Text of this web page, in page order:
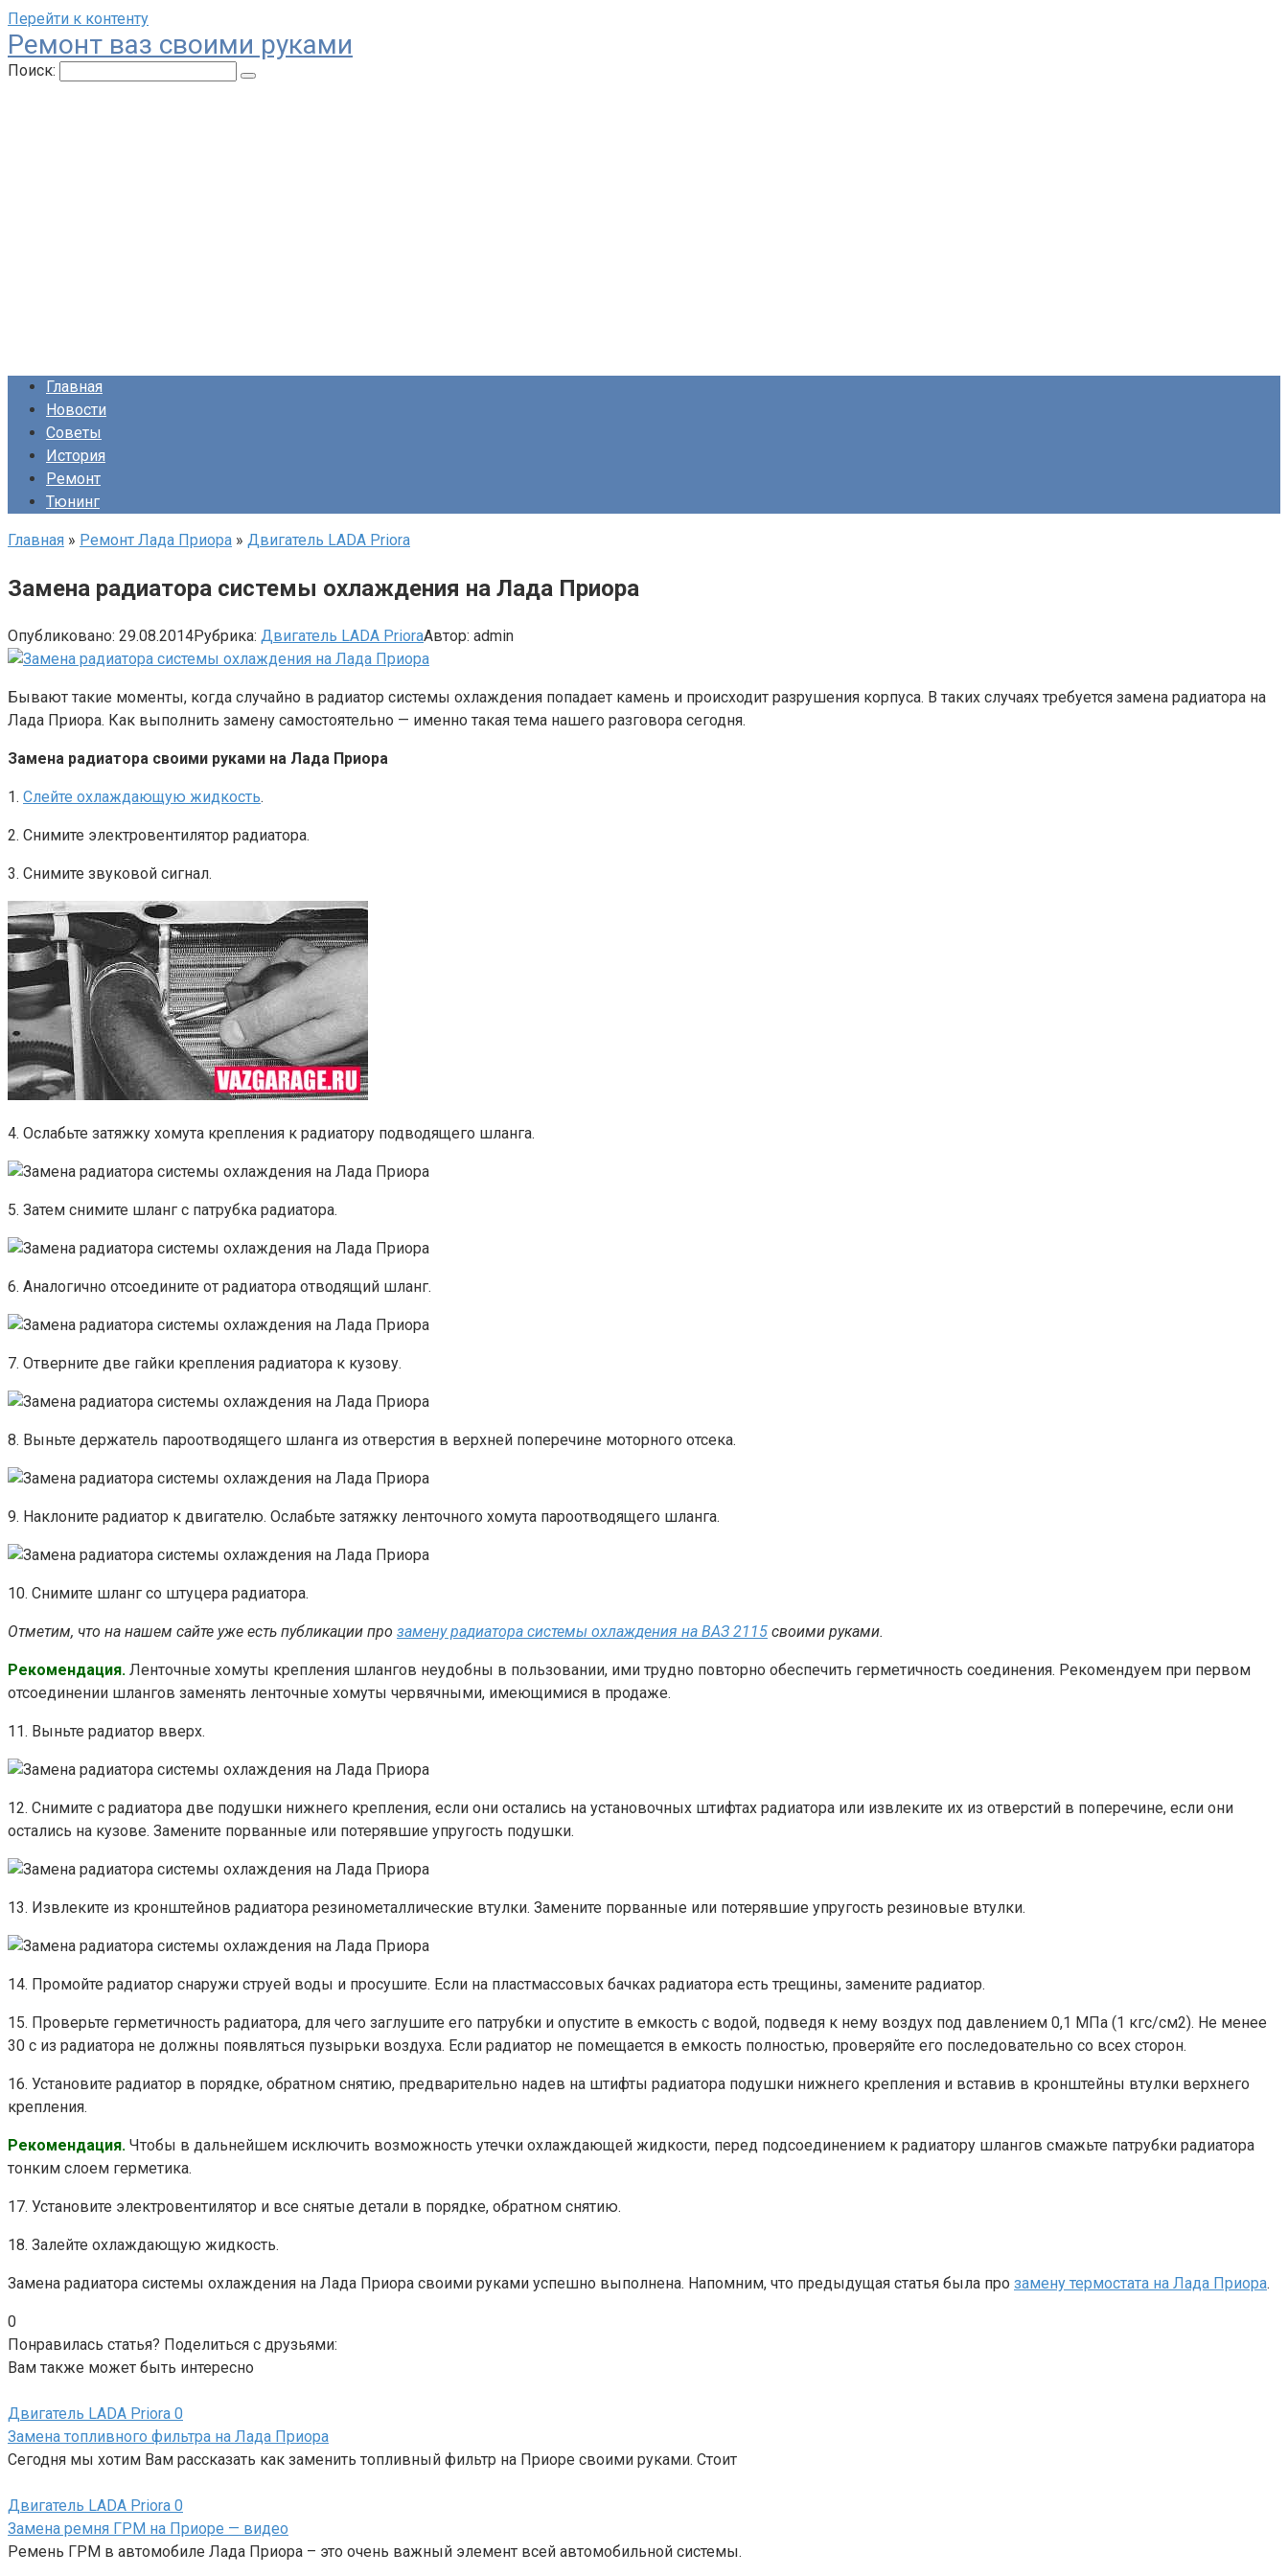
Перейти к контенту
Ремонт ваз своими руками
Поиск:
Главная
Новости
Советы
История
Ремонт
Тюнинг
Главная » Ремонт Лада Приора » Двигатель LADA Priora
Замена радиатора системы охлаждения на Лада Приора
Опубликовано: 29.08.2014Рубрика: Двигатель LADA PrioraАвтор: admin
Бывают такие моменты, когда случайно в радиатор системы охлаждения попадает камень и происходит разрушения корпуса. В таких случаях требуется замена радиатора на
Лада Приора. Как выполнить замену самостоятельно — именно такая тема нашего разговора сегодня.
Замена радиатора своими руками на Лада Приора
1. Слейте охлаждающую жидкость.
2. Снимите электровентилятор радиатора.
3. Снимите звуковой сигнал.
4. Ослабьте затяжку хомута крепления к радиатору подводящего шланга.
5. Затем снимите шланг с патрубка радиатора.
6. Аналогично отсоедините от радиатора отводящий шланг.
7. Отверните две гайки крепления радиатора к кузову.
8. Выньте держатель пароотводящего шланга из отверстия в верхней поперечине моторного отсека.
9. Наклоните радиатор к двигателю. Ослабьте затяжку ленточного хомута пароотводящего шланга.
10. Снимите шланг со штуцера радиатора.
Отметим, что на нашем сайте уже есть публикации про замену радиатора системы охлаждения на ВАЗ 2115 своими руками.
Рекомендация. Ленточные хомуты крепления шлангов неудобны в пользовании, ими трудно повторно обеспечить герметичность соединения. Рекомендуем при первом
отсоединении шлангов заменять ленточные хомуты червячными, имеющимися в продаже.
11. Выньте радиатор вверх.
12. Снимите с радиатора две подушки нижнего крепления, если они остались на установочных штифтах радиатора или извлеките их из отверстий в поперечине, если они
остались на кузове. Замените порванные или потерявшие упругость подушки.
13. Извлеките из кронштейнов радиатора резинометаллические втулки. Замените порванные или потерявшие упругость резиновые втулки.
14. Промойте радиатор снаружи струей воды и просушите. Если на пластмассовых бачках радиатора есть трещины, замените радиатор.
15. Проверьте герметичность радиатора, для чего заглушите его патрубки и опустите в емкость с водой, подведя к нему воздух под давлением 0,1 МПа (1 кгс/см2). Не менее
30 с из радиатора не должны появляться пузырьки воздуха. Если радиатор не помещается в емкость полностью, проверяйте его последовательно со всех сторон.
16. Установите радиатор в порядке, обратном снятию, предварительно надев на штифты радиатора подушки нижнего крепления и вставив в кронштейны втулки верхнего
крепления.
Рекомендация. Чтобы в дальнейшем исключить возможность утечки охлаждающей жидкости, перед подсоединением к радиатору шлангов смажьте патрубки радиатора
тонким слоем герметика.
17. Установите электровентилятор и все снятые детали в порядке, обратном снятию.
18. Залейте охлаждающую жидкость.
Замена радиатора системы охлаждения на Лада Приора своими руками успешно выполнена. Напомним, что предыдущая статья была про замену термостата на Лада Приора.
0
Понравилась статья? Поделиться с друзьями:
Вам также может быть интересно
Двигатель LADA Priora 0
Замена топливного фильтра на Лада Приора
Сегодня мы хотим Вам рассказать как заменить топливный фильтр на Приоре своими руками. Стоит
Двигатель LADA Priora 0
Замена ремня ГРМ на Приоре — видео
Ремень ГРМ в автомобиле Лада Приора – это очень важный элемент всей автомобильной системы.